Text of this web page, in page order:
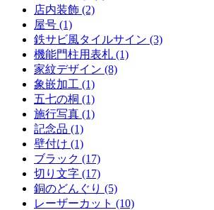
店内装飾 (2)
屋号 (1)
鉄サビ風タイルサイン (3)
機能門柱用表札 (1)
家紋デザイン (8)
象嵌加工 (1)
五七の桐 (1)
施行写真 (1)
記念品 (1)
壁付け (1)
ブラック (17)
切り文字 (17)
銅のどんぐり (5)
レーザーカット (10)